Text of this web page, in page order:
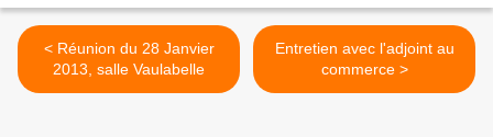
< Réunion du 28 Janvier
2013, salle Vaulabelle
Entretien avec l'adjoint au
commerce >